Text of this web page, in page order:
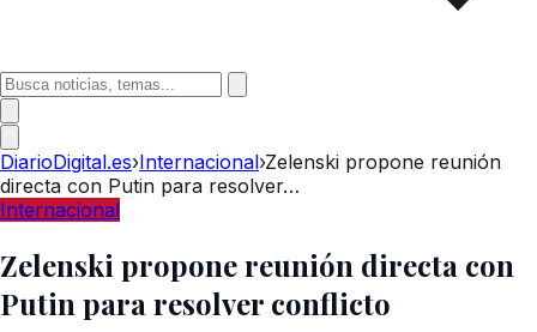
DiarioDigital.es›Internacional›Zelenski propone reunión
directa con Putin para resolver…
Internacional
Zelenski propone reunión directa con
Putin para resolver conflicto